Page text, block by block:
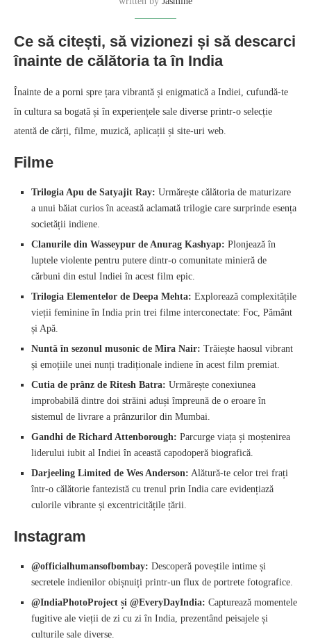
Ce să citești, să vizionezi și să descarci
înainte de călătoria ta în India
Înainte de a porni spre țara vibrantă și enigmatică a Indiei, cufundă-te
în cultura sa bogată și în experiențele sale diverse printr-o selecție
atentă de cărți, filme, muzică, aplicații și site-uri web.
Filme
Trilogia Apu de Satyajit Ray: Urmărește călătoria de maturizare
a unui băiat curios în această aclamată trilogie care surprinde esența
societății indiene.
Clanurile din Wasseypur de Anurag Kashyap: Plonjează în
luptele violente pentru putere dintr-o comunitate minieră de
cărbuni din estul Indiei în acest film epic.
Trilogia Elementelor de Deepa Mehta: Explorează complexitățile
vieții feminine în India prin trei filme interconectate: Foc, Pământ
și Apă.
Nuntă în sezonul musonic de Mira Nair: Trăiește haosul vibrant
și emoțiile unei nunți tradiționale indiene în acest film premiat.
Cutia de prânz de Ritesh Batra: Urmărește conexiunea
improbabilă dintre doi străini aduși împreună de o eroare în
sistemul de livrare a prânzurilor din Mumbai.
Gandhi de Richard Attenborough: Parcurge viața și moștenirea
liderului iubit al Indiei în această capodoperă biografică.
Darjeeling Limited de Wes Anderson: Alătură-te celor trei frați
într-o călătorie fantezistă cu trenul prin India care evidențiază
culorile vibrante și excentricitățile țării.
Instagram
@officialhumansofbombay: Descoperă poveștile intime și
secretele indienilor obișnuiți printr-un flux de portrete fotografice.
@IndiaPhotoProject și @EveryDayIndia: Capturează momentele
fugitive ale vieții de zi cu zi în India, prezentând peisajele și
culturile sale diverse.